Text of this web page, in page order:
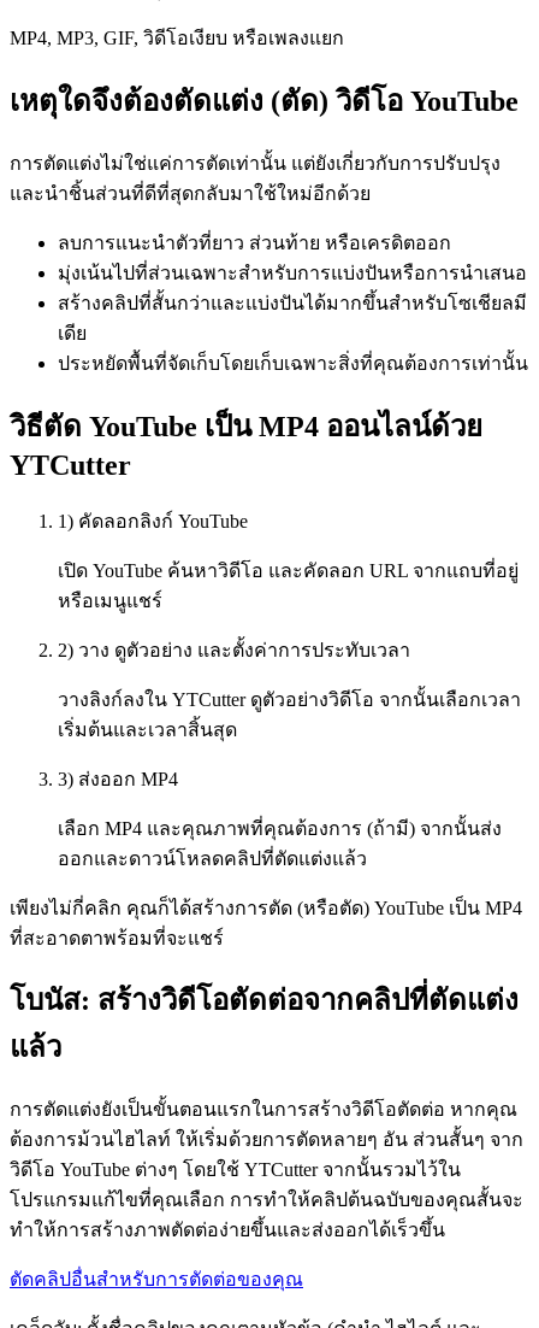
MP4, MP3, GIF, วิดีโอเงียบ หรือเพลงแยก
เหตุใดจึงต้องตัดแต่ง (ตัด) วิดีโอ YouTube
การตัดแต่งไม่ใช่แค่การตัดเท่านั้น แต่ยังเกี่ยวกับการปรับปรุง
และนำชิ้นส่วนที่ดีที่สุดกลับมาใช้ใหม่อีกด้วย
ลบการแนะนำตัวที่ยาว ส่วนท้าย หรือเครดิตออก
มุ่งเน้นไปที่ส่วนเฉพาะสำหรับการแบ่งปันหรือการนำเสนอ
สร้างคลิปที่สั้นกว่าและแบ่งปันได้มากขึ้นสำหรับโซเชียลมี
เดีย
ประหยัดพื้นที่จัดเก็บโดยเก็บเฉพาะสิ่งที่คุณต้องการเท่านั้น
วิธีตัด YouTube เป็น MP4 ออนไลน์ด้วย
YTCutter
1) คัดลอกลิงก์ YouTube
เปิด YouTube ค้นหาวิดีโอ และคัดลอก URL จากแถบที่อยู่
หรือเมนูแชร์
2) วาง ดูตัวอย่าง และตั้งค่าการประทับเวลา
วางลิงก์ลงใน YTCutter ดูตัวอย่างวิดีโอ จากนั้นเลือกเวลา
เริ่มต้นและเวลาสิ้นสุด
3) ส่งออก MP4
เลือก MP4 และคุณภาพที่คุณต้องการ (ถ้ามี) จากนั้นส่ง
ออกและดาวน์โหลดคลิปที่ตัดแต่งแล้ว
เพียงไม่กี่คลิก คุณก็ได้สร้างการตัด (หรือตัด) YouTube เป็น MP4
ที่สะอาดตาพร้อมที่จะแชร์
โบนัส: สร้างวิดีโอตัดต่อจากคลิปที่ตัดแต่ง
แล้ว
การตัดแต่งยังเป็นขั้นตอนแรกในการสร้างวิดีโอตัดต่อ หากคุณ
ต้องการม้วนไฮไลท์ ให้เริ่มด้วยการตัดหลายๆ อัน ส่วนสั้นๆ จาก
วิดีโอ YouTube ต่างๆ โดยใช้ YTCutter จากนั้นรวมไว้ใน
โปรแกรมแก้ไขที่คุณเลือก การทำให้คลิปต้นฉบับของคุณสั้นจะ
ทำให้การสร้างภาพตัดต่อง่ายขึ้นและส่งออกได้เร็วขึ้น
ตัดคลิปอื่นสำหรับการตัดต่อของคุณ